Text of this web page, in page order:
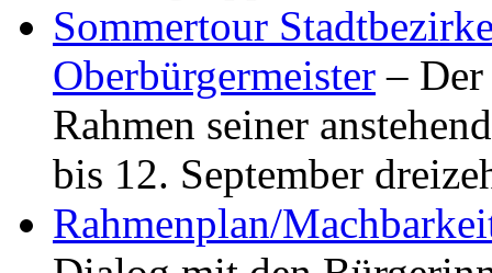
Sommertour
Oberbürgermeister –
Rahmen seiner
bis 12. September
Rahmenplan/